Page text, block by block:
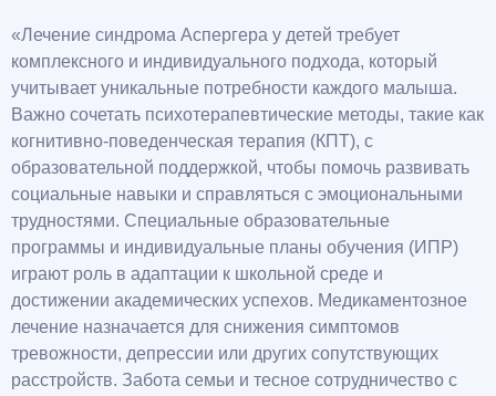
«Лечение синдрома Аспергера у детей требует
комплексного и индивидуального подхода, который
учитывает уникальные потребности каждого малыша.
Важно сочетать психотерапевтические методы, такие как
когнитивно-поведенческая терапия (КПТ), с
образовательной поддержкой, чтобы помочь развивать
социальные навыки и справляться с эмоциональными
трудностями. Специальные образовательные
программы и индивидуальные планы обучения (ИПР)
играют роль в адаптации к школьной среде и
достижении академических успехов. Медикаментозное
лечение назначается для снижения симптомов
тревожности, депрессии или других сопутствующих
расстройств. Забота семьи и тесное сотрудничество с